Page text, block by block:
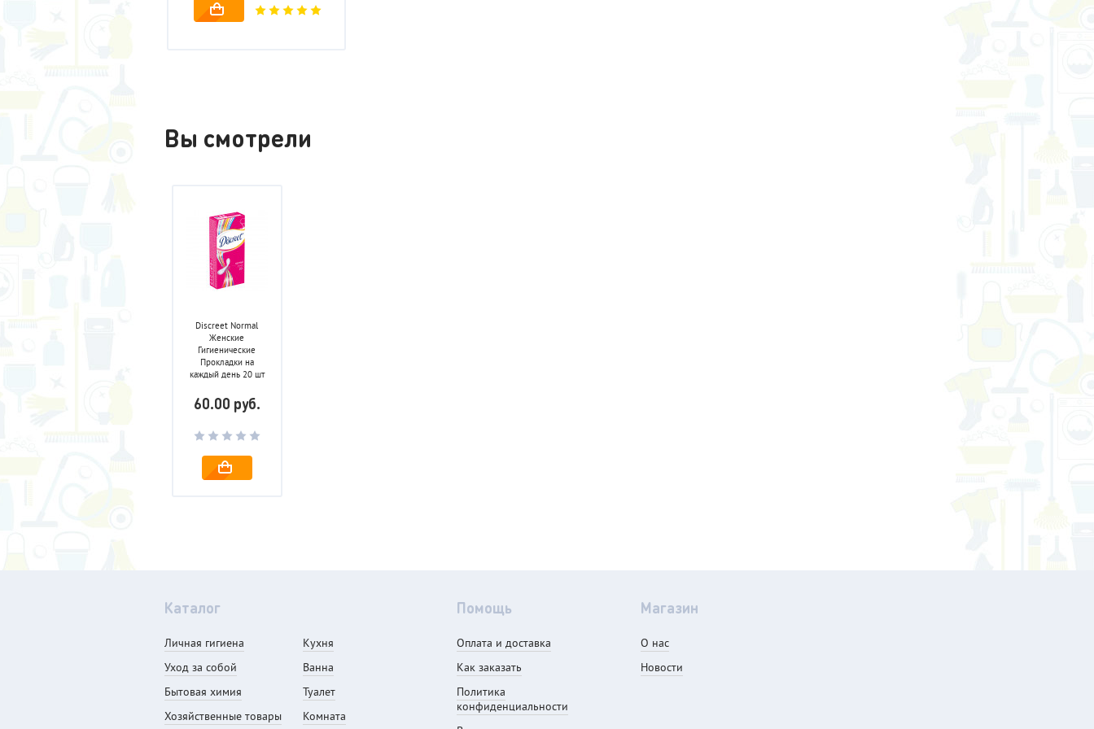
Вы смотрели
Discreet Normal
Женские
Гигиенические
Прокладки на
каждый день 20 шт
60.00 руб.
Каталог
Личная гигиена
Кухня
Уход за собой
Ванна
Бытовая химия
Туалет
Хозяйственные товары
Комната
Помощь
Оплата и доставка
Как заказать
Политика
конфиденциальности
Магазин
О нас
Новости